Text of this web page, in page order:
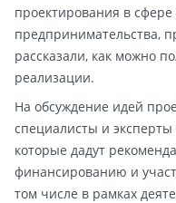
проектирования в сфере
предпринимательства,
рассказали, как можно
реализации.
На обсуждение идей
специалисты и
которые дадут
финансированию и
том числе в рамках